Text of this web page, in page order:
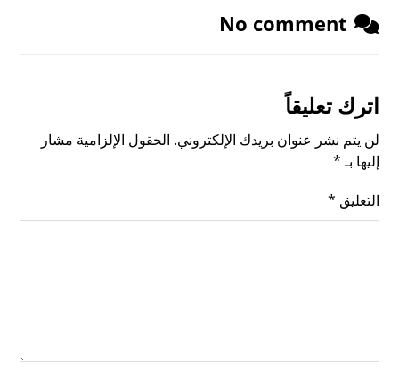
No comment
اترك تعليقاً
لن يتم نشر عنوان بريدك الإلكتروني. الحقول الإلزامية مشار
إليها بـ*
التعليق *